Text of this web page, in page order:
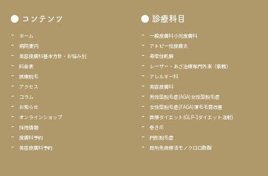
コンテンツ
ホーム
病院案内
美容皮膚科基本方針・お悩み別
料金表
医療脱毛
アクセス
コラム
お知らせ
オンラインショップ
採用情報
皮膚科予約
美容皮膚科予約
診療科目
一般皮膚科小児皮膚科
アトピー性皮膚炎
尋常性乾癬
レーザー・あざ治療専門外来（新館）
アレルギー科
美容皮膚科
男性型脱毛症(AGA)女性型脱毛症
女性型脱毛症(FAGA)薄毛毛質改善
医療ダイエット(GLP-1ダイエット注射)
巻き爪
円形脱毛症
局所免疫療法モノクロロ酢酸